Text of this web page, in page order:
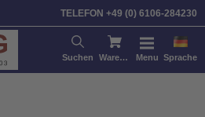
TELEFON +49 (0) 6106-284230
Suchen Warenkorb Menu Sprache
Sortieren nach: Artikel